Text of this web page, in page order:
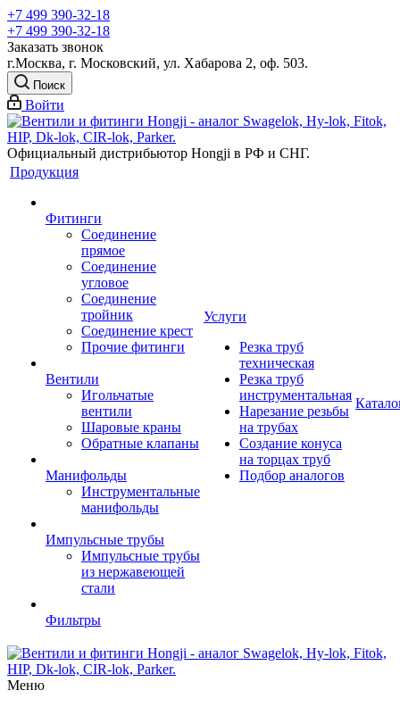
+7 499 390-32-18
+7 499 390-32-18
Заказать звонок
г.Москва, г. Московский, ул. Хабарова 2, оф. 503.
Поиск
Войти
Официальный дистрибьютор Hongji в РФ и СНГ.
Продукция
Фитинги
Соединение
прямое
Соединение
угловое
Соединение
тройник
Соединение крест
Прочие фитинги
Вентили
Игольчатые
вентили
Шаровые краны
Обратные клапаны
Манифольды
Инструментальные
манифольды
Импульсные трубы
Импульсные трубы
из нержавеющей
стали
Фильтры
Услуги
Резка труб
техническая
Резка труб
инструментальная
Нарезание резьбы
на трубах
Создание конуса
на торцах труб
Подбор аналогов
Меню